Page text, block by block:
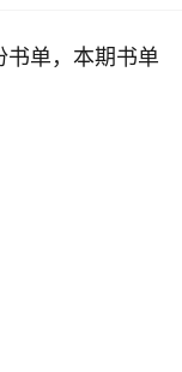
书单，本期书单